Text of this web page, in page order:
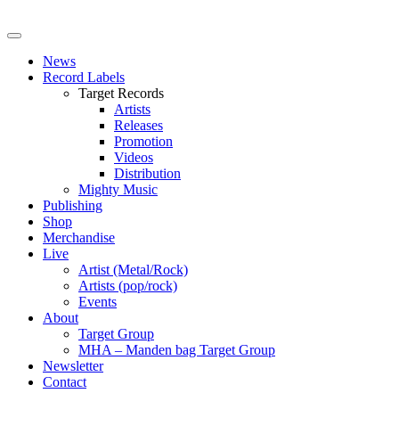
News
Record Labels
Target Records
Artists
Releases
Promotion
Videos
Distribution
Mighty Music
Publishing
Shop
Merchandise
Live
Artist (Metal/Rock)
Artists (pop/rock)
Events
About
Target Group
MHA – Manden bag Target Group
Newsletter
Contact